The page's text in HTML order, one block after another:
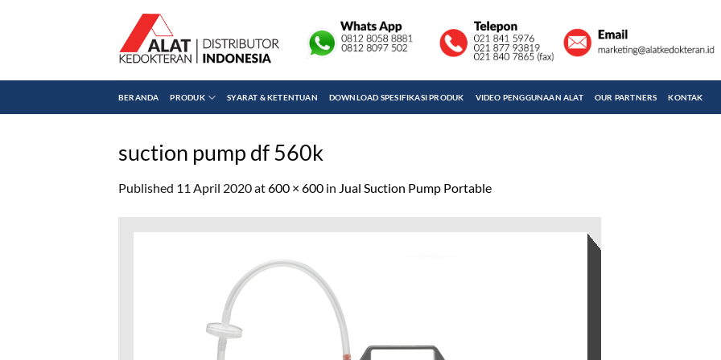
BERANDA PRODUK SYARAT & KETENTUAN DOWNLOAD SPESIFIKASI PRODUK VIDEO PENGGUNAAN ALAT OUR PARTNERS KONTAK
suction pump df 560k
Published 11 April 2020at600 × 600 in Jual Suction Pump Portable